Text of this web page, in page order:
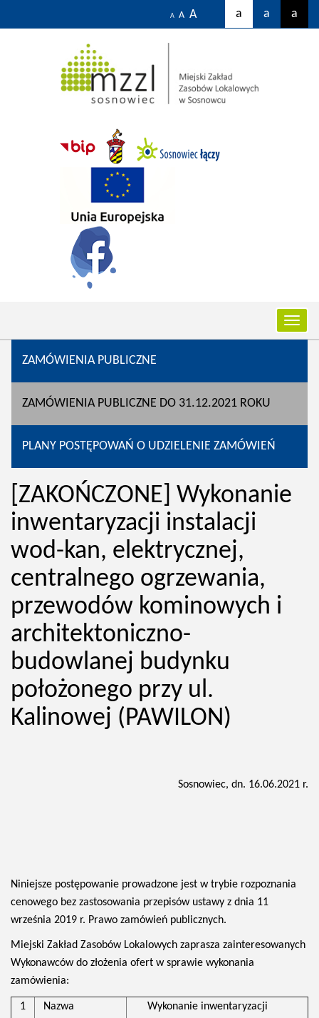
A A A a a a
ZAMÓWIENIA PUBLICZNE
ZAMÓWIENIA PUBLICZNE DO 31.12.2021 ROKU
PLANY POSTĘPOWAŃ O UDZIELENIE ZAMÓWIEŃ
[ZAKOŃCZONE] Wykonanie
inwentaryzacji instalacji
wod-kan, elektrycznej,
centralnego ogrzewania,
przewodów kominowych i
architektoniczno-
budowlanej budynku
położonego przy ul.
Kalinowej (PAWILON)
Sosnowiec, dn. 16.06.2021 r.
Niniejsze postępowanie prowadzone jest w trybie rozpoznania
cenowego bez zastosowania przepisów ustawy z dnia 11
września 2019 r. Prawo zamówień publicznych.
Miejski Zakład Zasobów Lokalowych zaprasza zainteresowanych
Wykonawców do złożenia ofert w sprawie wykonania
zamówienia:
1
Nazwa
Wykonanie inwentaryzacji